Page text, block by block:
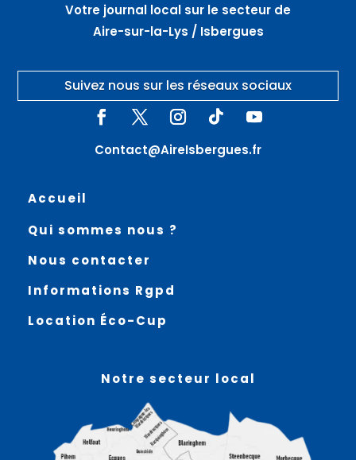
Votre journal local sur le secteur de
Aire-sur-la-Lys / Isbergues
Suivez nous sur les réseaux sociaux
Contact@AireIsbergues.fr
Accueil
Qui sommes nous ?
Nous contacter
Informations Rgpd
Location Éco-Cup
Notre secteur local